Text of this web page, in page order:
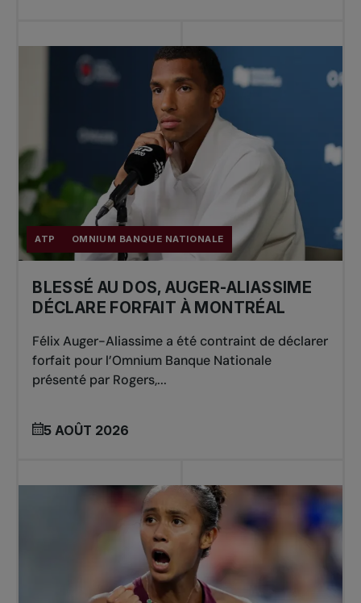
ATP OMNIUM BANQUE NATIONALE
BLESSÉ AU DOS, AUGER-ALIASSIME
DÉCLARE FORFAIT À MONTRÉAL
Félix Auger-Aliassime a été contraint de déclarer
forfait pour l’Omnium Banque Nationale
présenté par Rogers,...
5 AOÛT 2026